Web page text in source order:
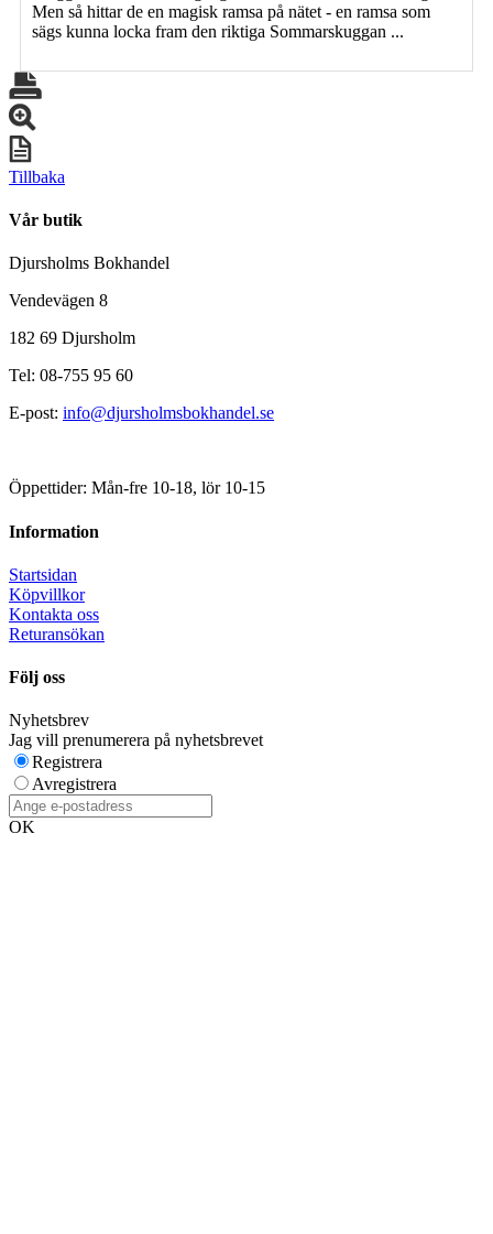
Men så hittar de en magisk ramsa på nätet - en ramsa som
sägs kunna locka fram den riktiga Sommarskuggan ...
Tillbaka
Vår butik
Djursholms Bokhandel
Vendevägen 8
182 69 Djursholm
Tel: 08-755 95 60
E-post: info@djursholmsbokhandel.se
Öppettider: Mån-fre 10-18, lör 10-15
Information
Startsidan
Köpvillkor
Kontakta oss
Returansökan
Följ oss
Nyhetsbrev
Jag vill prenumerera på nyhetsbrevet
Registrera
Avregistrera
OK